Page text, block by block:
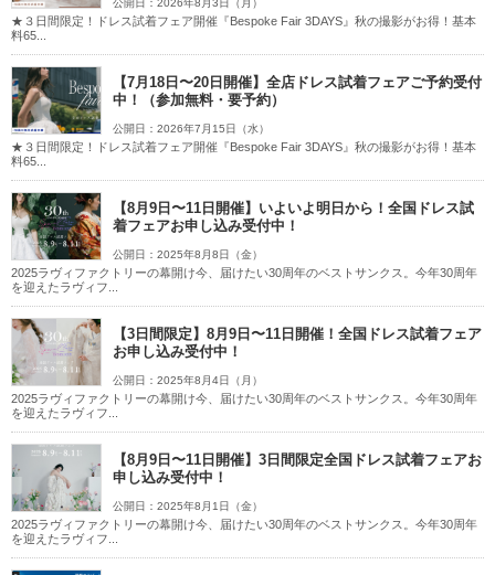
豊富な色打掛・着物 豊富な白無垢
家族・友人と撮影 人気スポットでの撮影
スタジオでの撮影 ペットと撮影
豊富なカラードレス
チャペルでの撮影
マタニティフォト
歴史的建造物での撮影
★３日間限定！ドレス試着フェア開催『Bespoke Fair 3DAYS』秋の撮影がお得！基本
料65...
【7月18日〜20日開催】全店ドレス試着フェアご予約受付
中！（参加無料・要予約）
公開日：2026年7月15日（水）
★３日間限定！ドレス試着フェア開催『Bespoke Fair 3DAYS』秋の撮影がお得！基本
料65...
【8月9日〜11日開催】いよいよ明日から！全国ドレス試
着フェアお申し込み受付中！
公開日：2025年8月8日（金）
2025ラヴィファクトリーの幕開け今、届けたい30周年のベストサンクス。今年30周年
を迎えたラヴィフ...
【3日間限定】8月9日〜11日開催！全国ドレス試着フェア
お申し込み受付中！
公開日：2025年8月4日（月）
2025ラヴィファクトリーの幕開け今、届けたい30周年のベストサンクス。今年30周年
を迎えたラヴィフ...
【8月9日〜11日開催】3日間限定全国ドレス試着フェアお
申し込み受付中！
公開日：2025年8月1日（金）
2025ラヴィファクトリーの幕開け今、届けたい30周年のベストサンクス。今年30周年
を迎えたラヴィフ...